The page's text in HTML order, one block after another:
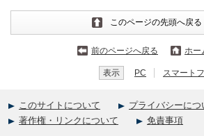
このページの先頭へ戻る
前のページへ戻る ホー
表示 PC スマート
このサイトについて
プライバシーにつ
著作権・リンクについて
免責事項